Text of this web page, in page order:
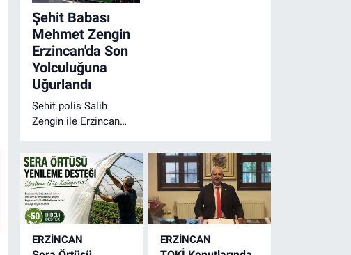
Şehit Babası
Mehmet Zengin
Erzincan'da Son
Yolculuğuna
Uğurlandı
Şehit polis Salih
Zengin ile Erzincan
Başkanı Abdulkadir
Zengin'in babası
Mehmet Zengin,
Erzincan'da düzenlenen
cenaze töreninin
yolculuğuna uğurlandı.
ERZINCAN ERZINCAN